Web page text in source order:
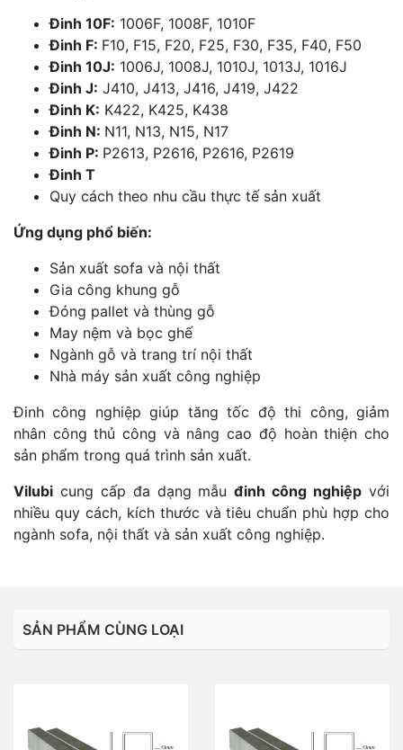
Đinh 10F: 1006F, 1008F, 1010F
Đinh F: F10, F15, F20, F25, F30, F35, F40, F50
Đinh 10J: 1006J, 1008J, 1010J, 1013J, 1016J
Đinh J: J410, J413, J416, J419, J422
Đinh K: K422, K425, K438
Đinh N: N11, N13, N15, N17
Đinh P: P2613, P2616, P2616, P2619
Đinh T
Quy cách theo nhu cầu thực tế sản xuất
Ứng dụng phổ biến:
Sản xuất sofa và nội thất
Gia công khung gỗ
Đóng pallet và thùng gỗ
May nệm và bọc ghế
Ngành gỗ và trang trí nội thất
Nhà máy sản xuất công nghiệp
Đinh công nghiệp giúp tăng tốc độ thi công, giảm
nhân công thủ công và nâng cao độ hoàn thiện cho
sản phẩm trong quá trình sản xuất.
Vilubi cung cấp đa dạng mẫuđinh công nghiệp với
nhiều quy cách, kích thước và tiêu chuẩn phù hợp cho
ngành sofa, nội thất và sản xuất công nghiệp.
SẢN PHẨM CÙNG LOẠI